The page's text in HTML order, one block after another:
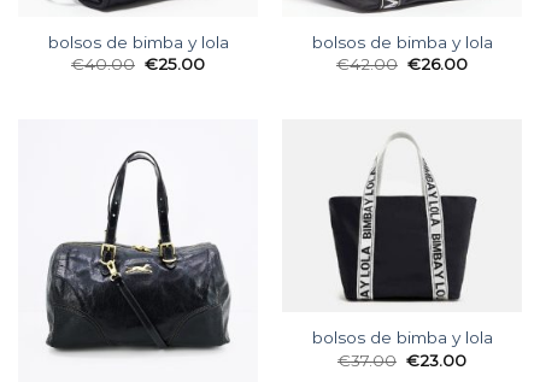
bolsos de bimba y lola
€40.00 €25.00
bolsos de bimba y lola
€42.00 €26.00
bolsos de bimba y lola
€37.00 €23.00